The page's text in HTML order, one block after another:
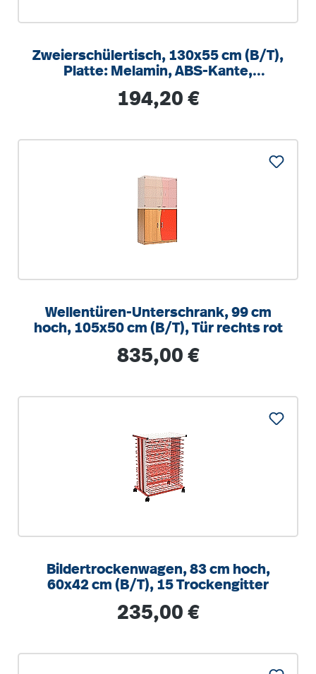
Zweierschülertisch, 130x55 cm (B/T),
Platte: Melamin, ABS-Kante,
Regulärer Preis:
194,20 €
Wellentüren-Unterschrank, 99 cm
hoch, 105x50 cm (B/T), Tür rechts rot
Regulärer Preis:
835,00 €
Bildertrockenwagen, 83 cm hoch,
60x42 cm (B/T), 15 Trockengitter
Regulärer Preis:
235,00 €